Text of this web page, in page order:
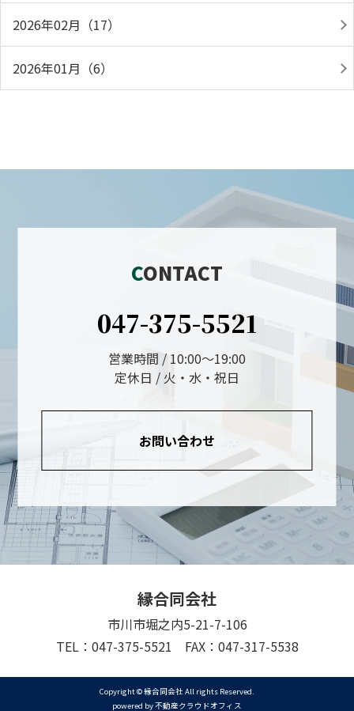
2026年02月（17）
2026年01月（6）
CONTACT
047-375-5521
営業時間 / 10:00～19:00
定休日 / 火・水・祝日
お問い合わせ
縁合同会社
市川市堀之内5-21-7-106
TEL：047-375-5521 FAX：047-317-5538
Copyright © 縁合同会社 All rights Reserved.
powered by 不動産クラウドオフィス